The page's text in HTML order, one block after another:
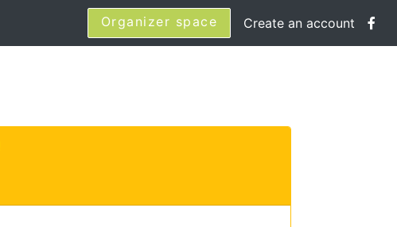
Organizer space Create an account